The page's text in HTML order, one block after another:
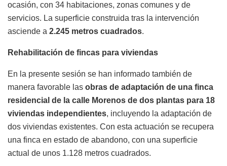
ocasión, con 34 habitaciones, zonas comunes y de
servicios. La superficie construida tras la intervención
asciende a 2.245 metros cuadrados.
Rehabilitación de fincas para viviendas
En la presente sesión se han informado también de
manera favorable las obras de adaptación de una finca
residencial de la calle Morenos de dos plantas para 18
viviendas independientes, incluyendo la adaptación de
dos viviendas existentes. Con esta actuación se recupera
una finca en estado de abandono, con una superficie
actual de unos 1.128 metros cuadrados.